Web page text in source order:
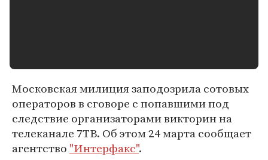
Московская милиция заподозрила сотовых
операторов в сговоре с попавшими под
следствие организаторами викторин на
телеканале 7ТВ. Об этом 24 марта сообщает
агентство "Интерфакс".